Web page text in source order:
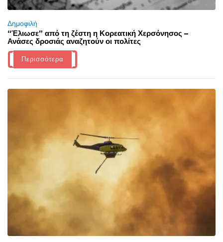
Δημοφιλή
“Έλιωσε” από τη ζέστη η Κορεατική Χερσόνησος –
Ανάσες δροσιάς αναζητούν οι πολίτες
Περισσότερα